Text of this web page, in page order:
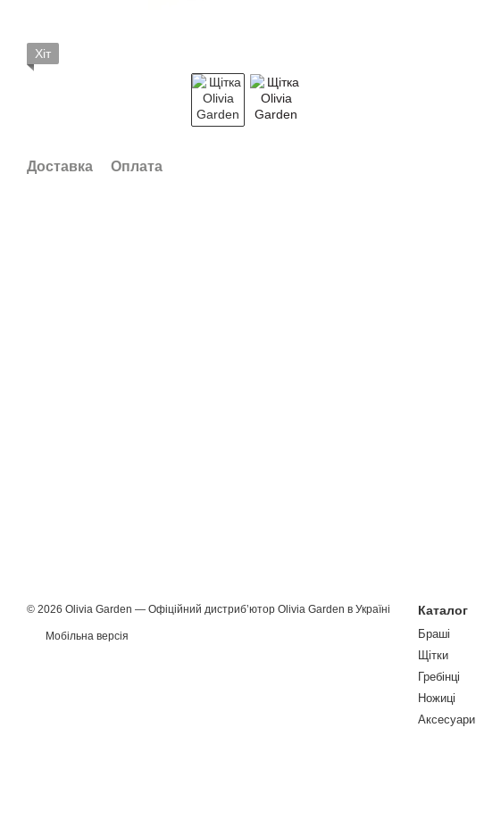
Хіт
Доставка Оплата
© 2026 Olivia Garden — Офіційний дистрибʼютор Olivia Garden в Україні
Мобільна версія
Каталог
Браші
Щітки
Гребінці
Ножиці
Аксесуари